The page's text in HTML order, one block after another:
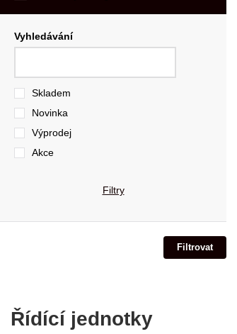
Vyhledávání
Skladem
Novinka
Výprodej
Akce
Filtry
Řídící jednotky